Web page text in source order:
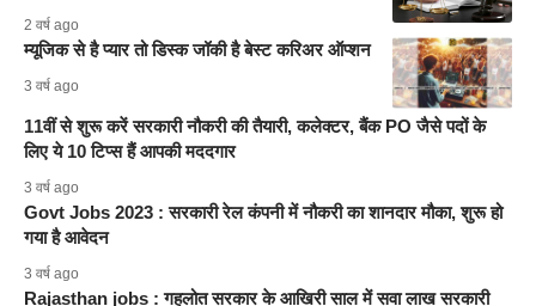
2 वर्ष ago
म्यूजिक से है प्यार तो डिस्क जॉकी है बेस्ट करिअर ऑप्शन
3 वर्ष ago
11वीं से शुरू करें सरकारी नौकरी की तैयारी, कलेक्टर, बैंक PO जैसे पदों के
लिए ये 10 टिप्स हैं आपकी मददगार
3 वर्ष ago
Govt Jobs 2023 : सरकारी रेल कंपनी में नौकरी का शानदार मौका, शुरू हो
गया है आवेदन
3 वर्ष ago
Rajasthan jobs : गहलोत सरकार के आखिरी साल में सवा लाख सरकारी